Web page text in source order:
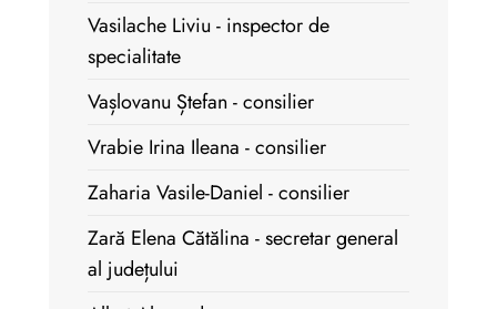
Vasilache Liviu - inspector de
specialitate
Vașlovanu Ștefan - consilier
Vrabie Irina Ileana - consilier
Zaharia Vasile-Daniel - consilier
Zară Elena Cătălina - secretar general
al județului